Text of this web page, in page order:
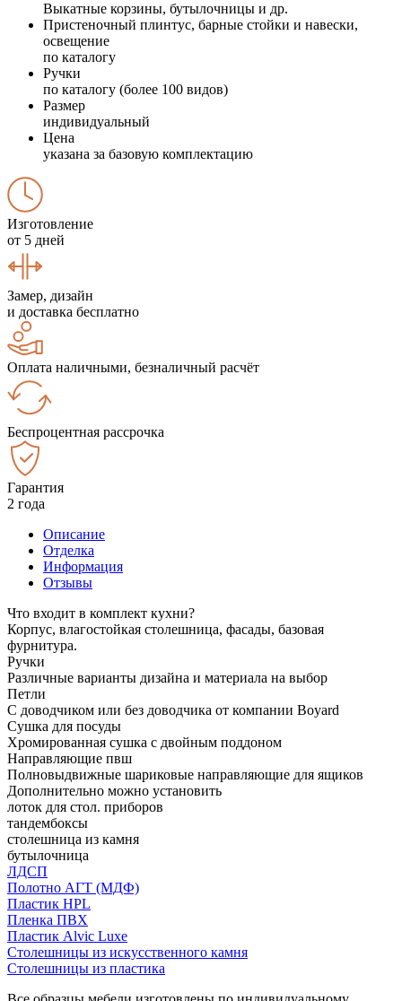
Выкатные корзины, бутылочницы и др.
Пристеночный плинтус, барные стойки и навески,
освещение
по каталогу
Ручки
по каталогу (более 100 видов)
Размер
индивидуальный
Цена
указана за базовую комплектацию
Изготовление
от 5 дней
Замер, дизайн
и доставка бесплатно
Оплата наличными, безналичный расчёт
Беспроцентная рассрочка
Гарантия
2 года
Описание
Отделка
Информация
Отзывы
Что входит в комплект кухни?
Корпус, влагостойкая столешница, фасады, базовая
фурнитура.
Ручки
Различные варианты дизайна и материала на выбор
Петли
С доводчиком или без доводчика от компании Boyard
Сушка для посуды
Хромированная сушка с двойным поддоном
Направляющие пвш
Полновыдвижные шариковые направляющие для ящиков
Дополнительно можно установить
лоток для стол. приборов
тандембоксы
столешница из камня
бутылочница
ЛДСП
Полотно АГТ (МДФ)
Пластик HPL
Пленка ПВХ
Пластик Alvic Luxe
Столешницы из искусственного камня
Столешницы из пластика